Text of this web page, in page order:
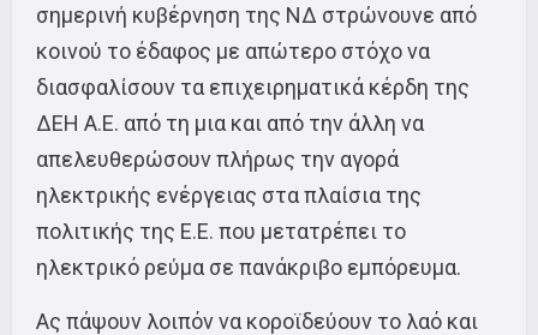
σημερινή κυβέρνηση της ΝΔ στρώνουνε από
κοινού το έδαφος με απώτερο στόχο να
διασφαλίσουν τα επιχειρηματικά κέρδη της
ΔΕΗ Α.Ε. από τη μια και από την άλλη να
απελευθερώσουν πλήρως την αγορά
ηλεκτρικής ενέργειας στα πλαίσια της
πολιτικής της Ε.Ε. που μετατρέπει το
ηλεκτρικό ρεύμα σε πανάκριβο εμπόρευμα.
Ας πάψουν λοιπόν να κοροϊδεύουν το λαό και